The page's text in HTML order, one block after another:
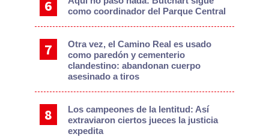
como coordinador del Parque Central
Otra vez, el Camino Real es usado
como paredón y cementerio
clandestino: abandonan cuerpo
asesinado a tiros
Los campeones de la lentitud: Así
extraviaron ciertos jueces la justicia
expedita